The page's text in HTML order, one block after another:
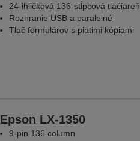
24-ihličková 136-stĺpcová tlačiareň
Rozhranie USB a paralelné
Tlač formulárov s piatimi kópiami
Epson LX-1350
9-pin 136 column